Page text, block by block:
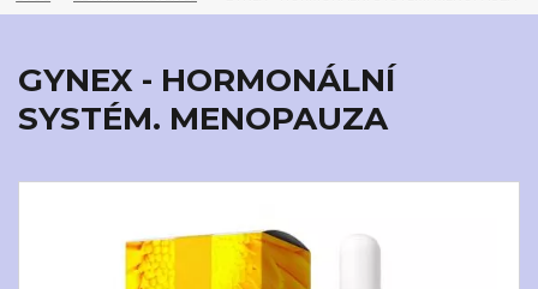
GYNEX - HORMONÁLNÍ
SYSTÉM. MENOPAUZA